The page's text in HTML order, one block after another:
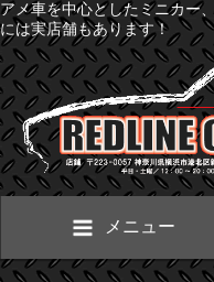
アメ車を中心としたミニカー
には実店舗もあります！
メニュー